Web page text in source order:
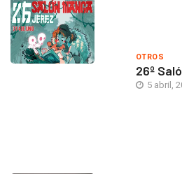
OTROS
26º
5 abril,